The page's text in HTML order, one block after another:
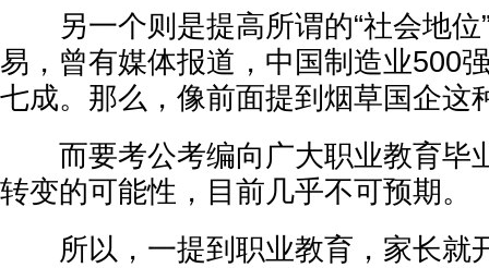
另一个则是提高所谓的“社会地位
易，曾有媒体报道，中国制造业500
七成。那么，像前面提到烟草国企这
而要考公考编向广大职业教育毕
转变的可能性，目前几乎不可预期。
所以，一提到职业教育，家长就